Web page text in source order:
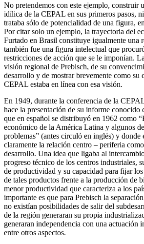
No pretendemos con este ejemplo, construir
idílica de la CEPAL en sus primeros pasos,
trataba sólo de potencialidad de una figura,
Por citar solo un ejemplo, la trayectoria del
Furtado en Brasil constituye igualmente una
también fue una figura intelectual que
restricciones de acción que se le imponían.
visión regional de Prebisch, de su
desarrollo y de mostrar brevemente como su
CEPAL estaba en línea con esa visión.
En 1949, durante la conferencia de la
hace la presentación de su informe conocido
que en español se distribuyó en 1962 como
económico de la América Latina y algunos
problemas” (antes circuló en inglés) y donde
claramente la relación centro – periferia
desarrollo. Una idea que ligaba al
progreso técnico de los centros industriales,
de productividad y su capacidad para fijar
de tales productos frente a la producción de
menor productividad que caracteriza a los
importante es que para Prebisch la
no existían posibilidades de salir del
de la región generaran su propia
generaran independencia con una actuación
entre otros aspectos.